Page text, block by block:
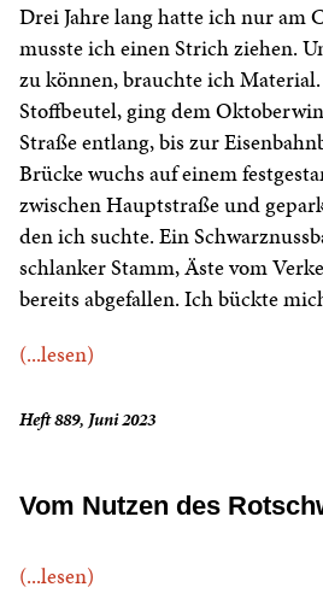
Drei Jahre lang hatte ich nur am
musste ich einen Strich ziehen.
zu können, brauchte ich
Stoffbeutel, ging dem
Straße entlang, bis zur
Brücke wuchs auf einem
zwischen Hauptstraße und
den ich suchte. Ein
schlanker Stamm, Äste vom
bereits abgefallen. Ich bückte
(...lesen)
Heft 889, Juni 2023
Vom Nutzen des
(...lesen)